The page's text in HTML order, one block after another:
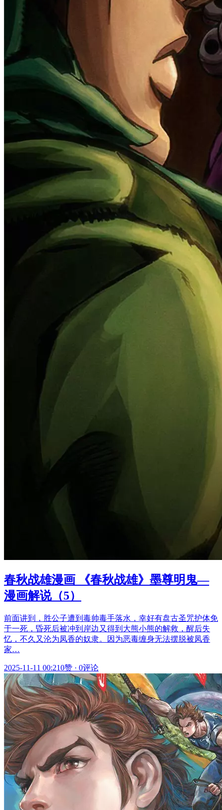
春秋战雄漫画 《春秋战雄》墨尊明鬼—
漫画解说（5）
前面讲到，胜公子遭到毒帅毒手落水，幸好有盘古圣咒护体免
于一死，昏死后被冲到岸边又得到大熊小熊的解救，醒后失
忆，不久又沦为凤香的奴隶。因为恶毒缠身无法摆脱被凤香
家…
2025-11-11 00:210赞 · 0评论